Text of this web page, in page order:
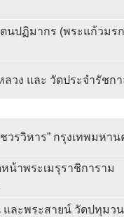
ปฏิมากร (พระแก้วมร
วง และ วัดประจำรัชก
วรวิหาร” กรุงเทพมหาน
น้าพระเมรุราชิการาม
และพระสายน์ วัดปทุมว